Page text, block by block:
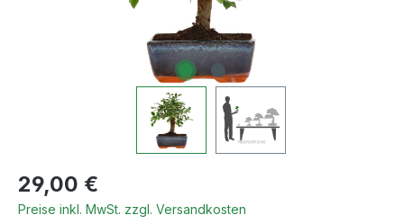
Regulärer Preis:
29,00 €
Preise inkl. MwSt. zzgl. Versandkosten